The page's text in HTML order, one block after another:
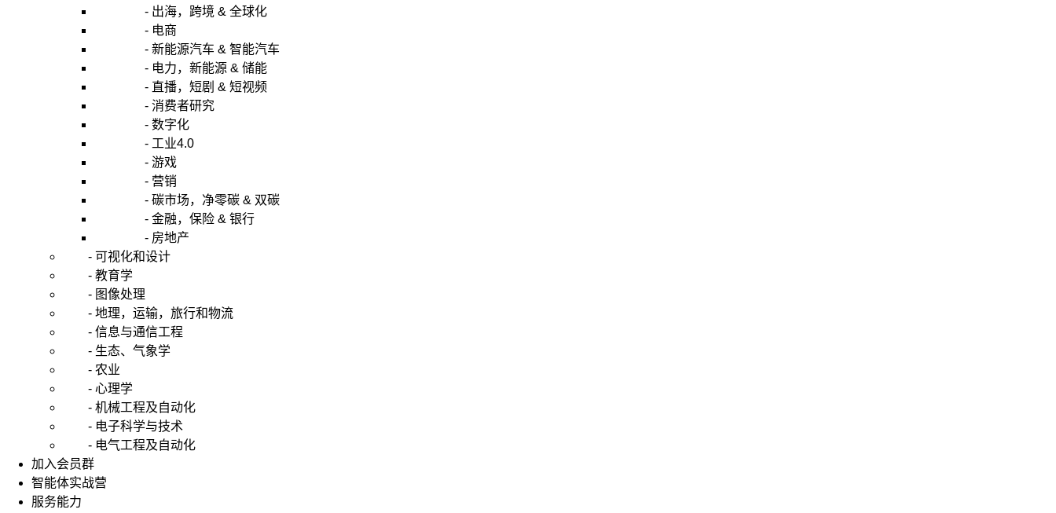
- 出海，跨境 & 全球化
- 电商
- 新能源汽车 & 智能汽车
- 电力，新能源 & 储能
- 直播，短剧 & 短视频
- 消费者研究
- 数字化
- 工业4.0
- 游戏
- 营销
- 碳市场，净零碳 & 双碳
- 金融，保险 & 银行
- 房地产
- 可视化和设计
- 教育学
- 图像处理
- 地理，运输，旅行和物流
- 信息与通信工程
- 生态、气象学
- 农业
- 心理学
- 机械工程及自动化
- 电子科学与技术
- 电气工程及自动化
加入会员群
智能体实战营
服务能力